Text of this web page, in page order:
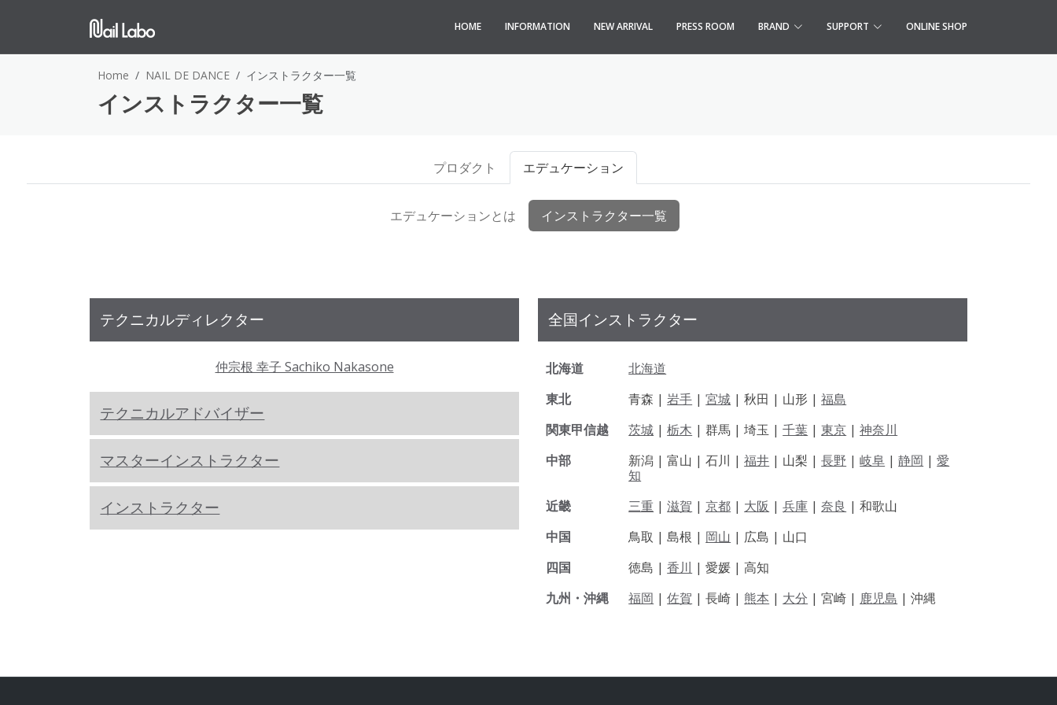
HOME INFORMATION NEW ARRIVAL PRESS ROOM BRAND SUPPORT ONLINE SHOP
Home NAIL DE DANCE インストラクター一覧
インストラクター一覧
プロダクト エデュケーション
エデュケーションとは インストラクター一覧
テクニカルディレクター
仲宗根 幸子 Sachiko Nakasone
テクニカルアドバイザー
マスターインストラクター
インストラクター
全国インストラクター
北海道
北海道
東北
青森 |岩手 |宮城 | 秋田 | 山形 |福島
関東甲信越
茨城 |栃木 | 群馬 | 埼玉 |千葉 |東京 |神奈川
中部
新潟 |富山 |石川 |福井 | 山梨 |長野 |岐阜 |静岡 |愛
知
近畿
三重 |滋賀 |京都 | 大阪 |兵庫 |奈良 |和歌山
中国
鳥取 |島根 | 岡山 | 広島 | 山口
四国
徳島 |香川 |愛媛 |高知
九州・沖縄
福岡 |佐賀 |長崎 | 熊本 | 大分 |宮崎 | 鹿児島 |沖縄